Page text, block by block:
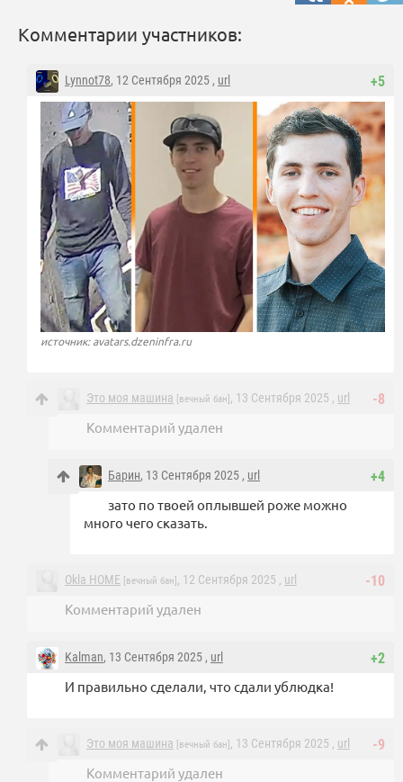
Комментарии участников:
+5
Lynnot78, 12 Сентября 2025 , url
источник: avatars.dzeninfra.ru
-8
Это моя машина [вечный бан] , 13 Сентября 2025 , url
Комментарий удален
+4
Барин, 13 Сентября 2025 , url
зато по твоей оплывшей роже можно
много чего сказать.
-10
Okla HOME [вечный бан] , 12 Сентября 2025 , url
Комментарий удален
+2
Kalman, 13 Сентября 2025 , url
И правильно сделали, что сдали ублюдка!
-9
Это моя машина [вечный бан] , 13 Сентября 2025 , url
Комментарий удален